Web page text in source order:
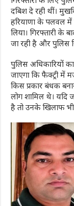
दबिश दे रही थीं।
हरियाणा के पलवल में
लिया। गिरफ्तारी के
जा रही है और पुलिस
पुलिस अधिकारियों
जाएगा कि फैक्ट्री में
किस प्रकार बंधक
लोग शामिल थे। यदि
है तो उनके खिलाफ भी